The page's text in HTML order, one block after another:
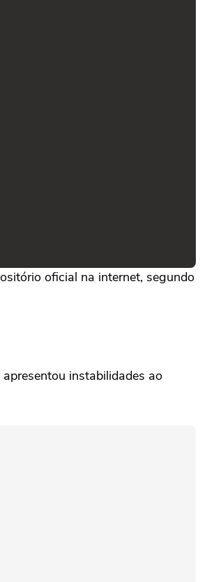
oficial na internet, segundo
instabilidades ao